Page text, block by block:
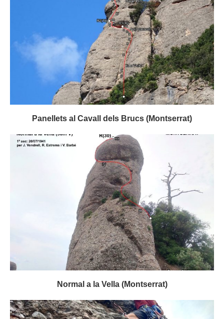
Panellets al Cavall dels Brucs (Montserrat)
Normal a la Vella (Montserrat)